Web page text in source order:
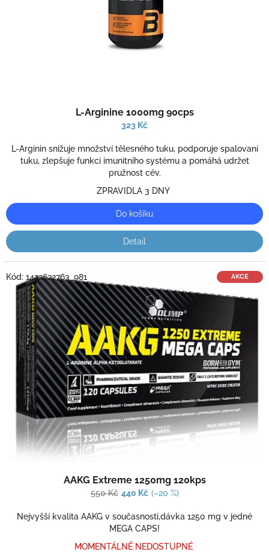
hodnocení
produktu
2,0
z
5
L-Arginine 1000mg 90cps
323 Kč
L-Arginin snižuje množství tělesného tuku, podporuje spalovaní
tuku, zlepšuje funkci imunitního systému a pomáhá udržet
pružnost cév.
ZPRAVIDLA 3 DNY
Do košíku
Detail
AKCE
hodnocení
produktu
3,0
z
hvězdiček.
AAKG Extreme 1250mg 120kps
550 Kč 440 Kč (–20 %)
Nejvyšší kvalita AAKG v současnosti,dávka 1250 mg v jedné
MEGA CAPS!
MOMENTÁLNĚ NEDOSTUPNÉ
Kód: 1422622763_981